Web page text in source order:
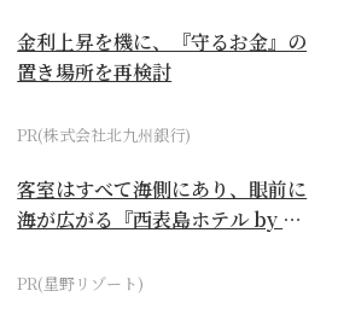
金利上昇を機に、『守るお金』の
置き場所を再検討
PR(株式会社北九州銀行)
客室はすべて海側にあり、眼前に
海が広がる『西表島ホテル by 星
PR(星野リゾート)